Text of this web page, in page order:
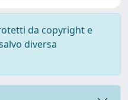
da copyright e
diversa